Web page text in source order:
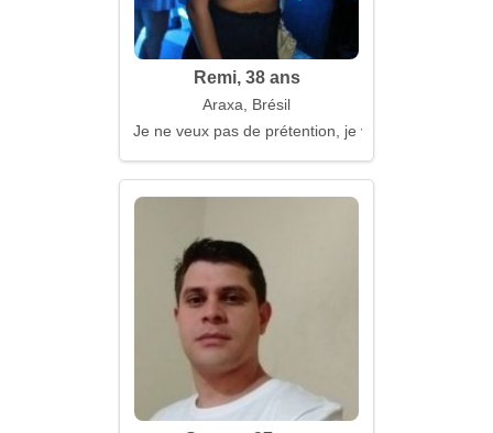
Remi, 38 ans
Araxa, Brésil
Je ne veux pas de prétention, je veux de la chaleur